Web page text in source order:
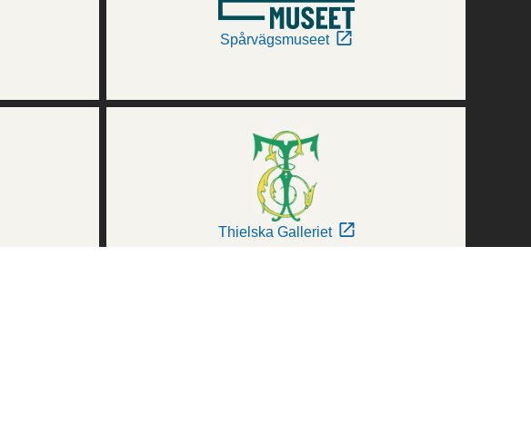
Spårvägsmuseet
Thielska Galleriet